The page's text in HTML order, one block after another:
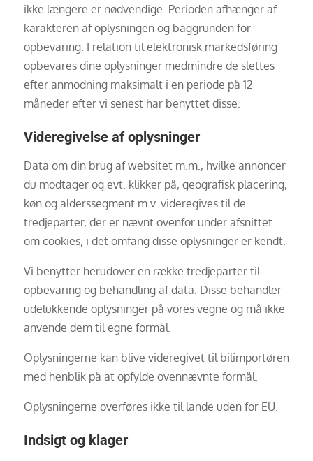
ikke længere er nødvendige. Perioden afhænger af
karakteren af oplysningen og baggrunden for
opbevaring. I relation til elektronisk markedsføring
opbevares dine oplysninger medmindre de slettes
efter anmodning maksimalt i en periode på 12
måneder efter vi senest har benyttet disse.
Videregivelse af oplysninger
Data om din brug af websitet m.m., hvilke annoncer
du modtager og evt. klikker på, geografisk placering,
køn og alderssegment m.v. videregives til de
tredjeparter, der er nævnt ovenfor under afsnittet
om cookies, i det omfang disse oplysninger er kendt.
Vi benytter herudover en række tredjeparter til
opbevaring og behandling af data. Disse behandler
udelukkende oplysninger på vores vegne og må ikke
anvende dem til egne formål.
Oplysningerne kan blive videregivet til bilimportøren
med henblik på at opfylde ovennævnte formål.
Oplysningerne overføres ikke til lande uden for EU.
Indsigt og klager